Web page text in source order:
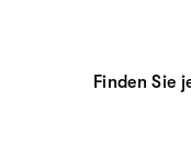
Finden Sie